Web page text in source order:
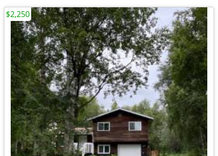
$2,250